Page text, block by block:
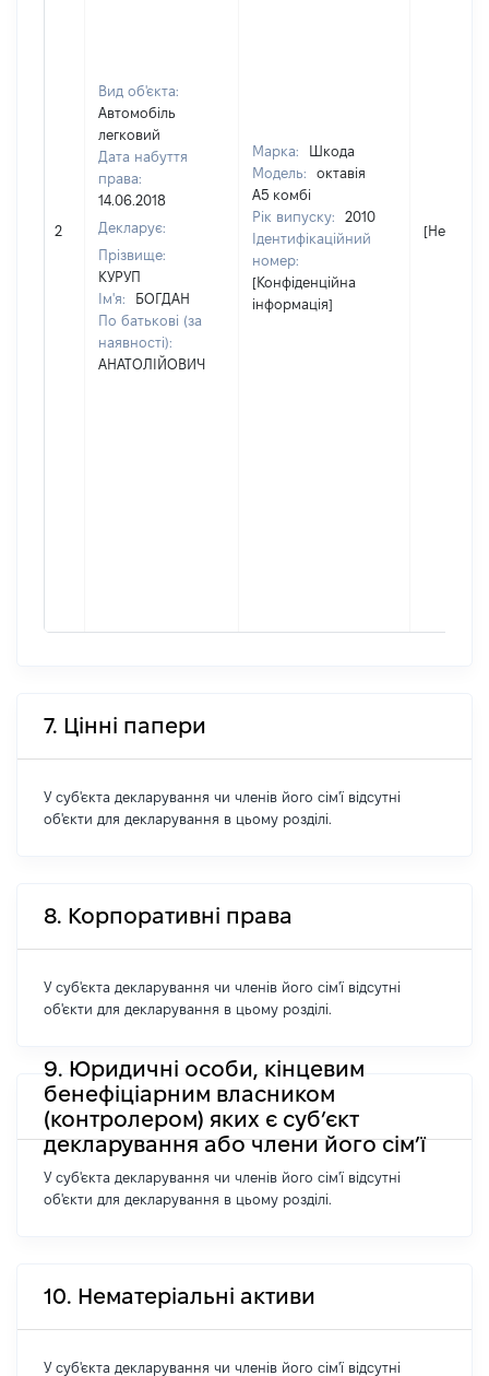
2
Вид об'єкта:
Автомобіль
легковий
Дата набуття
права:
14.06.2018
Декларує:
Прізвище:
КУРУП
Ім'я:
БОГДАН
По батькові (за
наявності):
АНАТОЛІЙОВИЧ
Марка:
Шкода
Модель:
октавія
А5 комбі
Рік випуску:
2010
Ідентифікаційний
номер:
[Конфіденційна
інформація]
[Не
7. Цінні папери
У суб'єкта декларування чи членів його сім'ї відсутні
об'єкти для декларування в цьому розділі.
8. Корпоративні права
У суб'єкта декларування чи членів його сім'ї відсутні
об'єкти для декларування в цьому розділі.
9. Юридичні особи, кінцевим
бенефіціарним власником
(контролером) яких є суб’єкт
декларування або члени його сім’ї
У суб'єкта декларування чи членів його сім'ї відсутні
об'єкти для декларування в цьому розділі.
10. Нематеріальні активи
У суб'єкта декларування чи членів його сім'ї відсутні